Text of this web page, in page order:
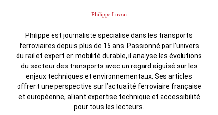
Philippe Luzon
Philippe est journaliste spécialisé dans les transports
ferroviaires depuis plus de 15 ans. Passionné par l’univers
du rail et expert en mobilité durable, il analyse les évolutions
du secteur des transports avec un regard aiguisé sur les
enjeux techniques et environnementaux. Ses articles
offrent une perspective sur l’actualité ferroviaire française
et européenne, alliant expertise technique et accessibilité
pour tous les lecteurs.